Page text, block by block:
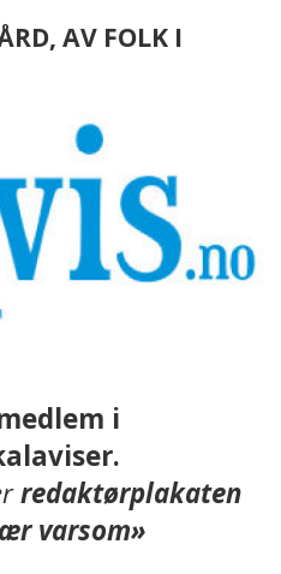
AV FOLK I
i
redaktørplakaten
varsom»